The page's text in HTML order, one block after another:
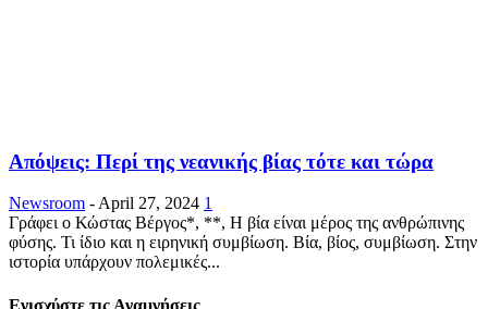
Απόψεις: Περί της νεανικής βίας τότε και τώρα
Newsroom - April 27, 2024 1
Γράφει ο Κώστας Βέργος*, **, Η βία είναι μέρος της ανθρώπινης
φύσης. Τι ίδιο και η ειρηνική συμβίωση. Βία, βίος, συμβίωση. Στην
ιστορία υπάρχουν πολεμικές...
Ενισχύστε τις Αναμνήσεις